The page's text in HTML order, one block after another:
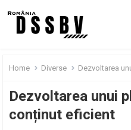
Home Diverse Dezvoltarea
Dezvoltarea unui
conținut eficient